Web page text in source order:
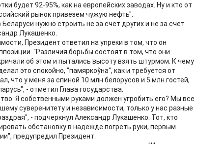
будет 92-95%, как на европейских заводах. Ну и кто от
рынок привезем чужую нефть".
нужно строить не за счет других и не за счет
Лукашенко.
Президент ответил на упреки в том, что он
"Различия борьбы состоят в том, что они
об этом и пытались высоту взять штурмом. К чему
это спокойно, "памяркоўна", как и требуется от
что у меня за спиной 10 млн белорусов и 5 млн гостей,
- отметил Глава государства.
Я собственными руками должен угробить его? Мы все
суверенитету и независимости, только у нас разные
- подчеркнул Александр Лукашенко. Тот, кто
обстановку в надежде погреть руки, первым
предупредил Президент.